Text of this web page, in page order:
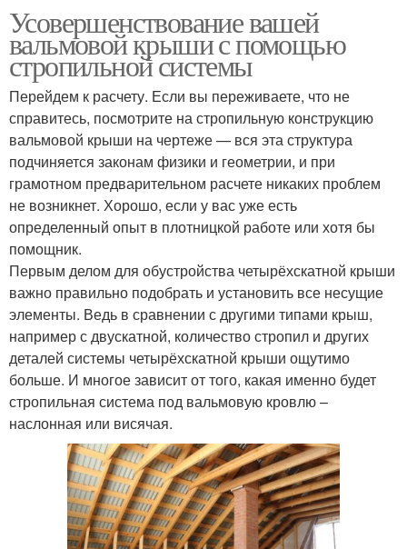
Усовершенствование вашей
вальмовой крыши с помощью
стропильной системы
Перейдем к расчету. Если вы переживаете, что не
справитесь, посмотрите на стропильную конструкцию
вальмовой крыши на чертеже — вся эта структура
подчиняется законам физики и геометрии, и при
грамотном предварительном расчете никаких проблем
не возникнет. Хорошо, если у вас уже есть
определенный опыт в плотницкой работе или хотя бы
помощник.
Первым делом для обустройства четырёхскатной крыши
важно правильно подобрать и установить все несущие
элементы. Ведь в сравнении с другими типами крыш,
например с двускатной, количество стропил и других
деталей системы четырёхскатной крыши ощутимо
больше. И многое зависит от того, какая именно будет
стропильная система под вальмовую кровлю –
наслонная или висячая.